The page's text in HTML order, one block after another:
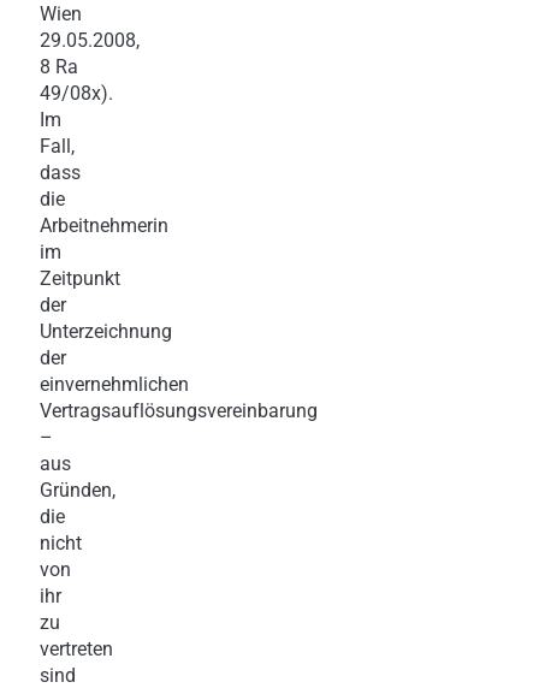
Wien
29.05.2008,
8 Ra
49/08x).
Im
Fall,
dass
die
Arbeitnehmerin
im
Zeitpunkt
der
Unterzeichnung
der
einvernehmlichen
Vertragsauflösungsvereinbarung
–
aus
Gründen,
die
nicht
von
ihr
zu
vertreten
sind